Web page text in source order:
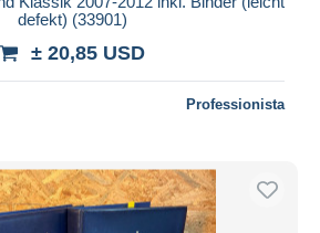
defekt) (33901)
± 20,85 USD
Professionista